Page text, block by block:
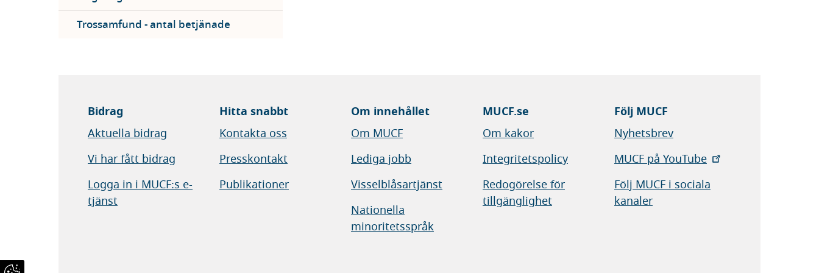
Trossamfund - antal betjänade
Bidrag
Aktuella bidrag
Vi har fått bidrag
Logga in i MUCF:s e-
tjänst
Hitta snabbt
Kontakta oss
Presskontakt
Publikationer
Om innehållet
Om MUCF
Lediga jobb
Visselblåsartjänst
Nationella
minoritetsspråk
MUCF.se
Om kakor
Integritetspolicy
Redogörelse för
tillgänglighet
Följ MUCF
Nyhetsbrev
MUCF på YouTube
Följ MUCF i sociala
kanaler